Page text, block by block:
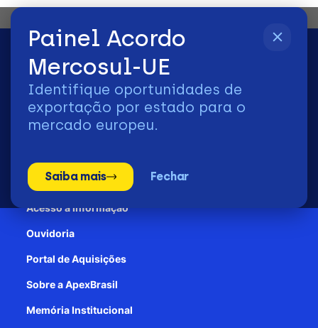
Painel Acordo
Mercosul-UE
Identifique oportunidades de
exportação por estado para o
mercado europeu.
Saiba mais Fechar
2026 | © Todos os Direitos Reservados - ApexBrasil
Patrocínio
Acesso à informação
Ouvidoria
Portal de Aquisições
Sobre a ApexBrasil
Memória Institucional